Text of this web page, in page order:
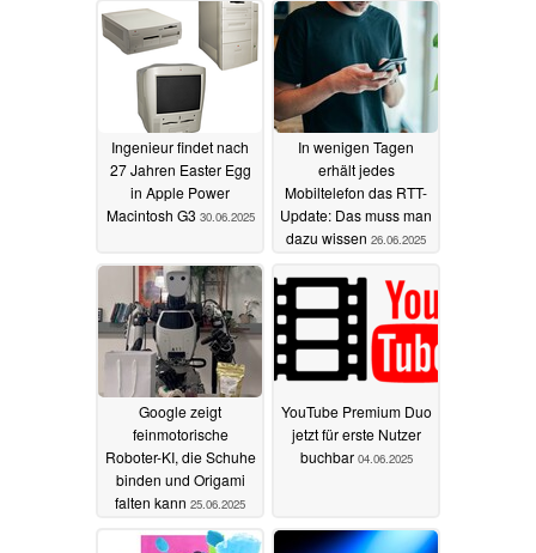
Ingenieur findet nach
27 Jahren Easter Egg
in Apple Power
Macintosh G3 30.06.2025
In wenigen Tagen
erhält jedes
Mobiltelefon das RTT-
Update: Das muss man
dazu wissen 26.06.2025
Google zeigt
feinmotorische
Roboter-KI, die Schuhe
binden und Origami
falten kann 25.06.2025
YouTube Premium Duo
jetzt für erste Nutzer
buchbar 04.06.2025